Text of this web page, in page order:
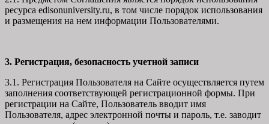
ресурса edisonuniversity.ru, в том числе порядок использования
и размещения на нем информации Пользователями.
3. Регистрация, безопасность учетной записи
3.1. Регистрация Пользователя на Сайте осуществляется путем
заполнения соответствующей регистрационной формы. При
регистрации на Сайте, Пользователь вводит имя
Пользователя, адрес электронной почты и пароль, т.е. заводит